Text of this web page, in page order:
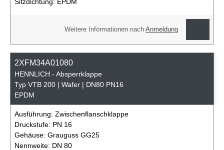
Sitzdichtung: EPDM
Weitere Informationen nachAnmeldung
2XFM34A01080
HENNLICH - Absperrklappe
Typ VTB 200 | Wafer | DN80 PN16
EPDM
Ausführung: Zwischenflanschklappe
Druckstufe: PN 16
Gehäuse: Grauguss GG25
Nennweite: DN 80